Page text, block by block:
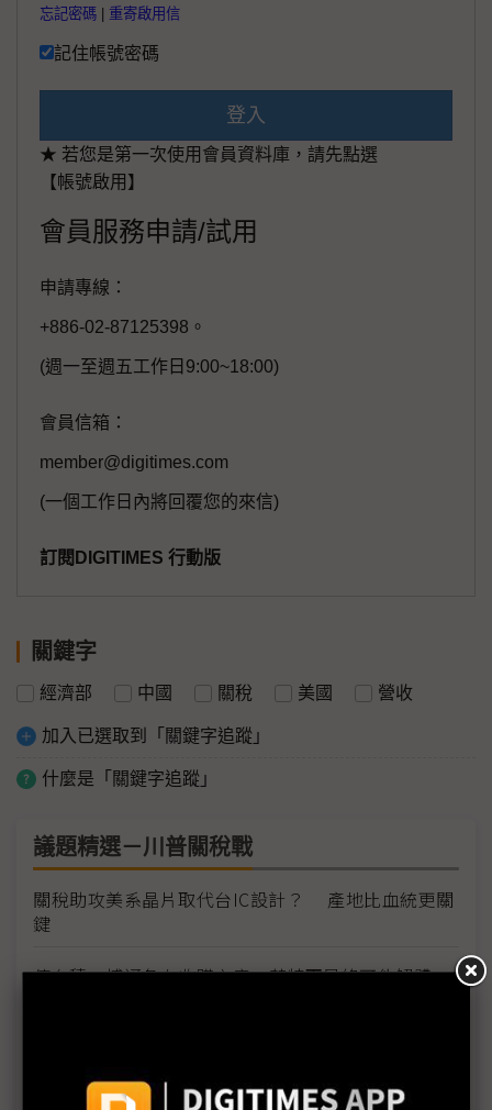
忘記密碼 重寄啟用信
記住帳號密碼
登入
★ 若您是第一次使用會員資料庫，請先點選
【帳號啟用】
會員服務申請/試用
申請專線：
+886-02-87125398。
(週一至週五工作日9:00~18:00)
會員信箱：
member@digitimes.com
(一個工作日內將回覆您的來信)
訂閱DIGITIMES 行動版
關鍵字
經濟部 中國 關稅 美國 營收
加入已選取到「關鍵字追蹤」
什麼是「關鍵字追蹤」
議題精選－川普關稅戰
關稅助攻美系晶片取代台IC設計？ 產地比血統更關
鍵
傳台積、博通各有收購之意 英特爾最終可能解體
空中巴士天津第二條總裝線啟用 波音不再是中美談